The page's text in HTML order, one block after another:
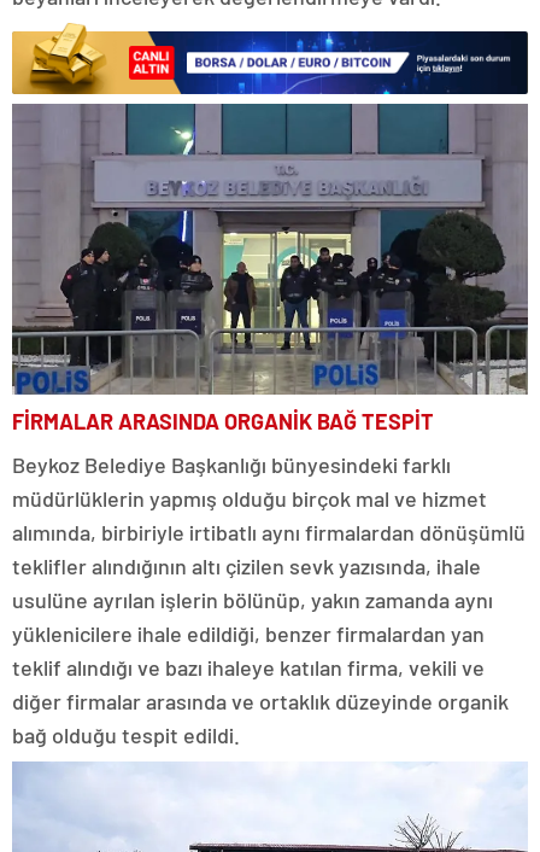
FİRMALAR ARASINDA ORGANİK BAĞ TESPİT
Beykoz Belediye Başkanlığı bünyesindeki farklı
müdürlüklerin yapmış olduğu birçok mal ve hizmet
alımında, birbiriyle irtibatlı aynı firmalardan dönüşümlü
teklifler alındığının altı çizilen sevk yazısında, ihale
usulüne ayrılan işlerin bölünüp, yakın zamanda aynı
yüklenicilere ihale edildiği, benzer firmalardan yan
teklif alındığı ve bazı ihaleye katılan firma, vekili ve
diğer firmalar arasında ve ortaklık düzeyinde organik
bağ olduğu tespit edildi.